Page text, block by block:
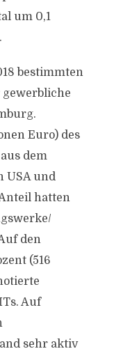
um 0,1
bestimmten
Euro) des
dem
USA und
hatten
den
(516
Auf
sehr aktiv